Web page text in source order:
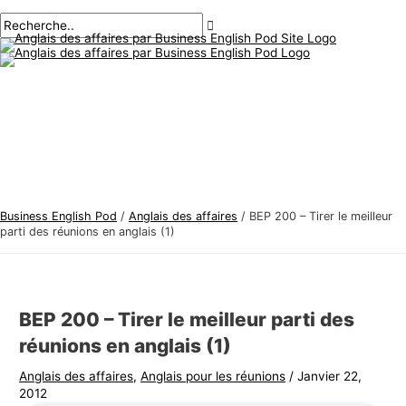
au
contenu
principal
Business English Pod / Anglais des affaires / BEP 200 – Tirer le meilleur
parti des réunions en anglais (1)
BEP 200 – Tirer le meilleur parti des
réunions en anglais (1)
Anglais des affaires,Anglais pour les réunions /Janvier 22,
2012
des
articles
ici..
mail*
S
u
j
n
i
s
d
e
R
e
c
r